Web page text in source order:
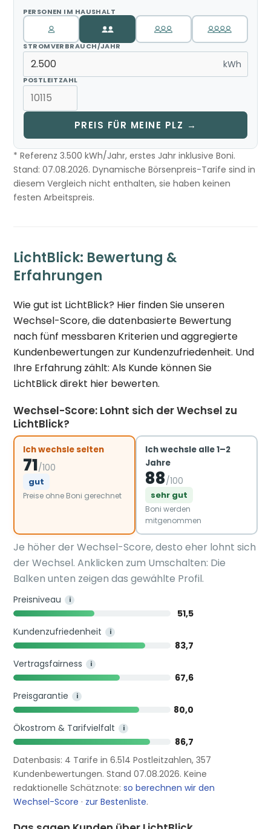
PERSONEN IM HAUSHALT
STROMVERBRAUCH/JAHR
kWh
POSTLEITZAHL
PREIS FÜR MEINE PLZ →
* Referenz 3.500 kWh/Jahr, erstes Jahr inklusive Boni.
Stand: 07.08.2026. Dynamische Börsenpreis-Tarife sind in
diesem Vergleich nicht enthalten, sie haben keinen
festen Arbeitspreis.
LichtBlick: Bewertung &
Erfahrungen
Wie gut ist LichtBlick? Hier finden Sie unseren
Wechsel-Score, die datenbasierte Bewertung
nach fünf messbaren Kriterien und aggregierte
Kundenbewertungen zur Kundenzufriedenheit. Und
Ihre Erfahrung zählt: Als Kunde können Sie
LichtBlick direkt hier bewerten.
Wechsel-Score: Lohnt sich der Wechsel zu
LichtBlick?
Ich wechsle selten
71/100
gut
Preise ohne Boni gerechnet
Ich wechsle alle 1–2
Jahre
88/100
sehr gut
Boni werden
mitgenommen
Je höher der Wechsel-Score, desto eher lohnt sich
der Wechsel. Anklicken zum Umschalten: Die
Balken unten zeigen das gewählte Profil.
Preisniveau i
51,5
Kundenzufriedenheit
i
83,7
Vertragsfairness
i
67,6
Preisgarantie
i
80,0
Ökostrom & Tarifvielfalt
i
86,7
Datenbasis: 4 Tarife in 6.514 Postleitzahlen, 357
Kundenbewertungen. Stand 07.08.2026. Keine
redaktionelle Schätznote:so berechnen wir den
Wechsel-Score · zur Bestenliste.